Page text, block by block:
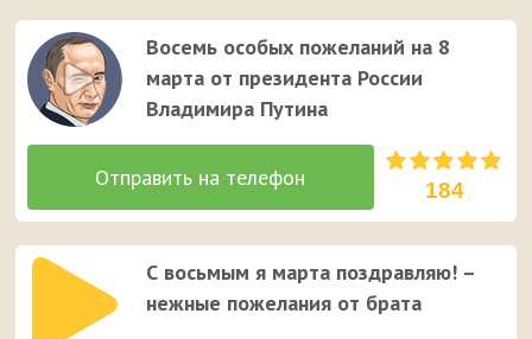
Восемь особых пожеланий на 8
марта от президента России
Владимира Путина
184
С восьмым я марта поздравляю! –
нежные пожелания от брата